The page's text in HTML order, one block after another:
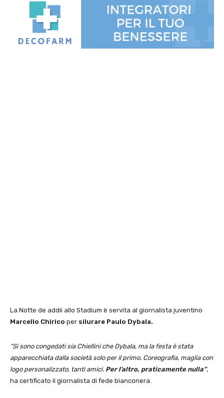
La Notte de addii allo Stadium è servita al giornalista juventino
Marcello Chirico per silurare Paulo Dybala.
“Si sono congedati sia Chiellini che Dybala, ma la festa è stata
apparecchiata dalla società solo per il primo. Coreografia, maglia con
logo personalizzato, tanti amici. Per l’altro, praticamente nulla”,
ha certificato il giornalista di fede bianconera.